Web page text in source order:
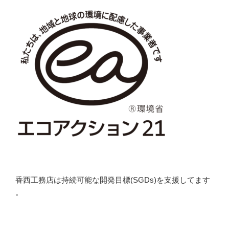
香西工務店は持続可能な開発目標(SGDs)を支援してます
。